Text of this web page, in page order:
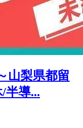
山梨県都留
半導...